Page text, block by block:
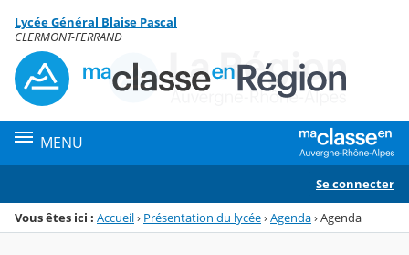
Menu de la rubrique
Contenu
Lycée Général Blaise Pascal
CLERMONT-FERRAND
MENU
Se connecter
Vous êtes ici : Accueil› Présentation du lycée›Agenda›Agenda